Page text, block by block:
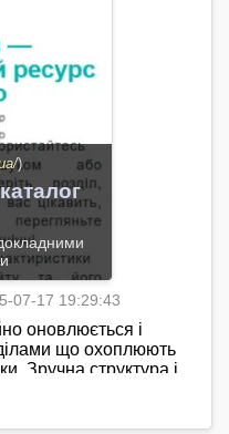
)
07-17 19:29:43
оновлюється і
що охоплюють
Зручна структура і
потрібні
зробити
сайт